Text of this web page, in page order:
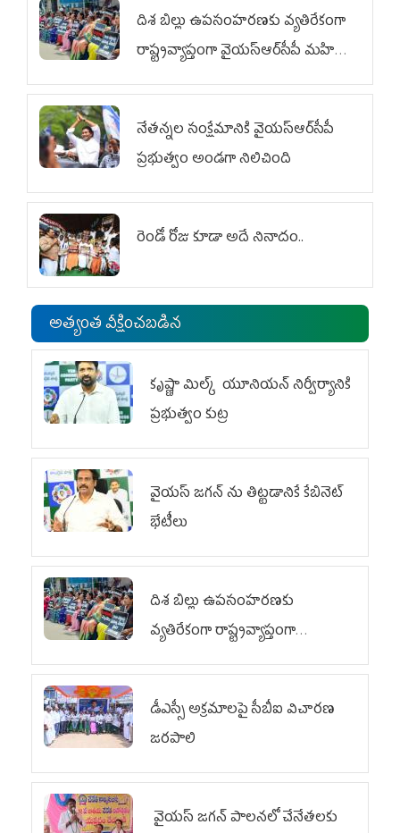
దిశ బిల్లు ఉపసంహరణకు వ్యతిరేకంగా
రాష్ట్రవ్యాప్తంగా వైయ‌స్ఆర్‌సీపీ మహిళా
విభాగం ఆందోళనలు
నేతన్నల సంక్షేమానికి వైయ‌స్ఆర్‌సీపీ
ప్రభుత్వం అండగా నిలిచింది
రెండో రోజు కూడా అదే నినాదం..
అత్యంత వీక్షించబడిన
కృష్ణా మిల్క్‌ యూనియన్‌ నిర్వీర్యానికి
ప్రభుత్వం కుట్ర
వైయ‌స్ జగన్‌ ను తిట్టడానికే కేబినెట్‌
భేటీలు
దిశ బిల్లు ఉపసంహరణకు
వ్యతిరేకంగా రాష్ట్రవ్యాప్తంగా
వైయ‌స్ఆర్‌సీపీ మహిళా విభాగం
డీఎస్సీ అక్రమాలపై సీబీఐ విచారణ
జరపాలి
వైయ‌స్ జగన్ పాలనలో చేనేతలకు